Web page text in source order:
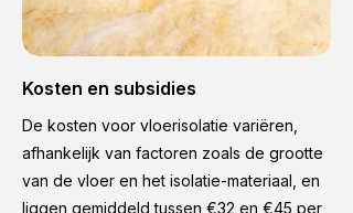
Kosten en subsidies
De kosten voor vloerisolatie variëren,
afhankelijk van factoren zoals de grootte
van de vloer en het isolatie-materiaal, en
liggen gemiddeld tussen €32 en €45 per